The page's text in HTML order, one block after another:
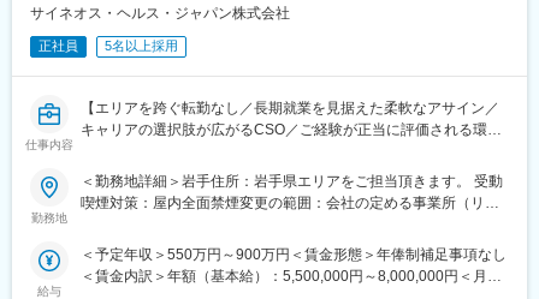
帰省交通費の支給など福利厚生が充実しており、長期就業される
社員が多いのも特徴です。
公募制度も充実しておりますので、IQVIAが展開している他の事業
部への異動も可能です。
事担当者などの管理部門など
（３）手厚い研修体制でスキルアップができます：製品研修、ス
してのスキルのみならず、データ分析、マーケティングなど多角
的にヘルスケアのプロフェッショナル人材を育成する研修制度を
サイネオス・ヘルス・ジャパン株式会社
正社員 5名以上採用
仕事内容
【エリアを跨ぐ転勤なし／長期就業を見据えた柔軟なアサイン／
キャリアの選択肢が広がるCSO／ご経験が正当に評価される環
【はじめに】
～50代まで幅広く活躍しており、長期就業も叶う環境です。
勤務地
＜勤務地詳細＞岩手住所：岩手県エリアをご担当頂きます。 受動
喫煙対策：屋内全面禁煙変更の範囲：会社の定める事業所（リモ
給与
＜予定年収＞550万円～900万円＜賃金形態＞年俸制補足事項なし
＜賃金内訳＞年額（基本給）：5,500,000円～8,000,000円＜月額